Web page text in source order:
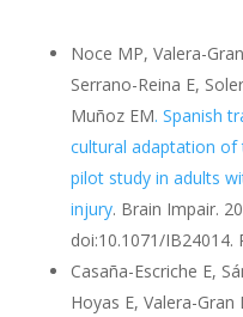
Noce MP, Valera-
Serrano-Reina E,
Muñoz EM. Spanish
cultural adaptation of
pilot study in adults
injury. Brain Impair.
doi:10.1071/IB24014.
Casaña-Escriche E,
Hoyas E, Valera-